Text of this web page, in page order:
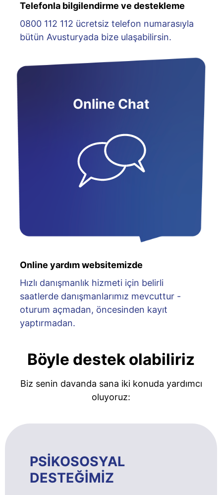
Telefonla bilgilendirme ve destekleme
0800 112 112 ücretsiz telefon numarasıyla
bütün Avusturyada bize ulaşabilirsin.
Online Chat
Online yardım websitemizde
Hızlı danışmanlık hizmeti için belirli
saatlerde danışmanlarımız mevcuttur -
oturum açmadan, öncesinden kayıt
yaptırmadan.
Böyle destek olabiliriz
Biz senin davanda sana iki konuda yardımcı
oluyoruz:
PSİKOSOSYAL
DESTEĞİMİZ